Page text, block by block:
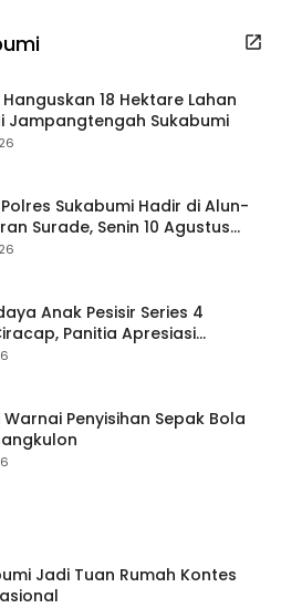
18 Hektare Lahan
Jampangtengah Sukabumi
Polres Sukabumi Hadir di Alun-
Surade, Senin 10 Agustus
Anak Pesisir Series 4
Panitia Apresiasi
Sukabumi
Penyisihan Sepak Bola
Jadi Tuan Rumah Kontes